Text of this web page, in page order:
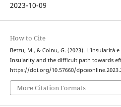
2023-10-09
How to Cite
Betzu, M., & Coinu, G. (2023). L’insularità
Insularity and the difficult path towards
https://doi.org/10.57660/
More Citation Formats